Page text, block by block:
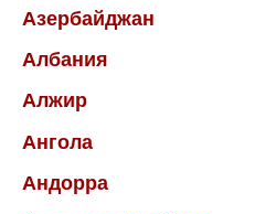
Азербайджан
Албания
Алжир
Ангола
Андорра